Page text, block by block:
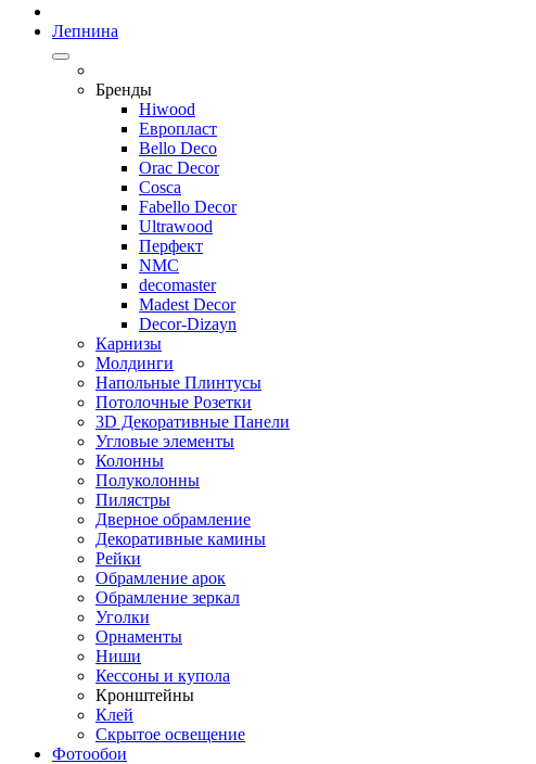
Лепнина
Бренды
Hiwood
Европласт
Bello Deco
Orac Decor
Cosca
Fabello Decor
Ultrawood
Перфект
NMC
decomaster
Madest Decor
Decor-Dizayn
Карнизы
Молдинги
Напольные Плинтусы
Потолочные Розетки
3D Декоративные Панели
Угловые элементы
Колонны
Полуколонны
Пилястры
Дверное обрамление
Декоративные камины
Рейки
Обрамление арок
Обрамление зеркал
Уголки
Орнаменты
Ниши
Кессоны и купола
Кронштейны
Клей
Скрытое освещение
Фотообои